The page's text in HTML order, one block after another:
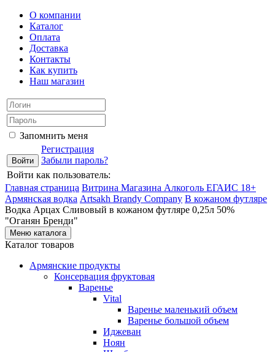
О компании
Каталог
Оплата
Доставка
Контакты
Как купить
Наш магазин
Запомнить меня
Регистрация
Забыли пароль?
Войти как пользователь:
Главная страница Витрина Магазина Алкоголь ЕГАИС 18+
Армянская водка Artsakh Brandy Company В кожаном футляре
Водка Арцах Сливовый в кожаном футляре 0,25л 50%
"Оганян Бренди"
Меню каталога
Каталог товаров
Армянские продукты
Консервация фруктовая
Варенье
Vital
Варенье маленький объем
Варенье большой объем
Иджеван
Ноян